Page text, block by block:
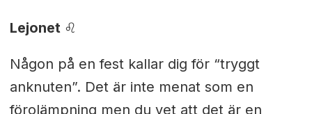
Lejonet ♌︎
Någon på en fest kallar dig för “tryggt
anknuten”. Det är inte menat som en
förolämpning men du vet att det är en